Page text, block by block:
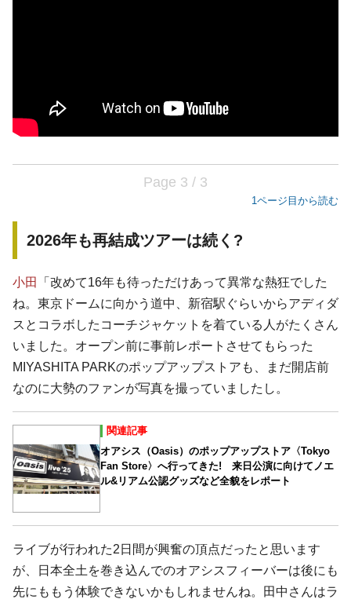
Page 3 / 3
1ページ目から読む
2026年も再結成ツアーは続く?
小田
「改めて16年も待っただけあって異常な熱狂でした
ね。東京ドームに向かう道中、新宿駅ぐらいからアディダ
スとコラボしたコーチジャケットを着ている人がたくさん
いました。オープン前に事前レポートさせてもらった
MIYASHITA PARKのポップアップストアも、まだ開店前
なのに大勢のファンが写真を撮っていましたし。
関連記事
オアシス（Oasis）のポップアップストア〈Tokyo
Fan Store〉へ行ってきた! 来日公演に向けてノエ
ル&リアム公認グッズなど全貌をレポート
ライブが行われた2日間が興奮の頂点だったと思います
が、日本全土を巻き込んでのオアシスフィーバーは後にも
先にももう体験できないかもしれませんね。田中さんはラ